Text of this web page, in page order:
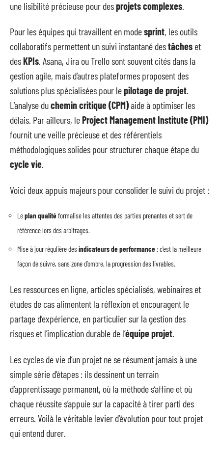
une lisibilité précieuse pour desprojets complexes
Pour les équipes qui travaillent en modesprint, les outils
collaboratifs permettent un suivi instantané destâches et
desKPIs. Asana, Jira ou Trello sont souvent cités dans la
gestion agile, mais d’autres plateformes proposent des
solutions plus spécialisées pour lepilotage de projet.
L’analyse duchemin critique (CPM)aide à optimiser les
délais. Par ailleurs, leProject Management Institute (PMI)
fournit une veille précieuse et des référentiels
méthodologiques solides pour structurer chaque étape du
cycle vie.
Voici deux appuis majeurs pour consolider le suivi du projet :
Leplan qualitéformalise les attentes des parties prenantes et sert de
référence lors des arbitrages.
Mise à jour régulière des indicateurs de performance : c’est la meilleure
façon de suivre, sans zone d’ombre, la progression des livrables.
Les ressources en ligne, articles spécialisés, webinaires et
études de cas alimentent la réflexion et encouragent le
partage d’expérience, en particulier sur la gestion des
risques et l’implication durable de l’équipe projet.
Les cycles de vie d’un projet ne se résument jamais à une
simple série d’étapes : ils dessinent un terrain
d’apprentissage permanent, où la méthode s’affine et où
chaque réussite s’appuie sur la capacité à tirer parti des
erreurs. Voilà le véritable levier d’évolution pour tout projet
qui entend durer.